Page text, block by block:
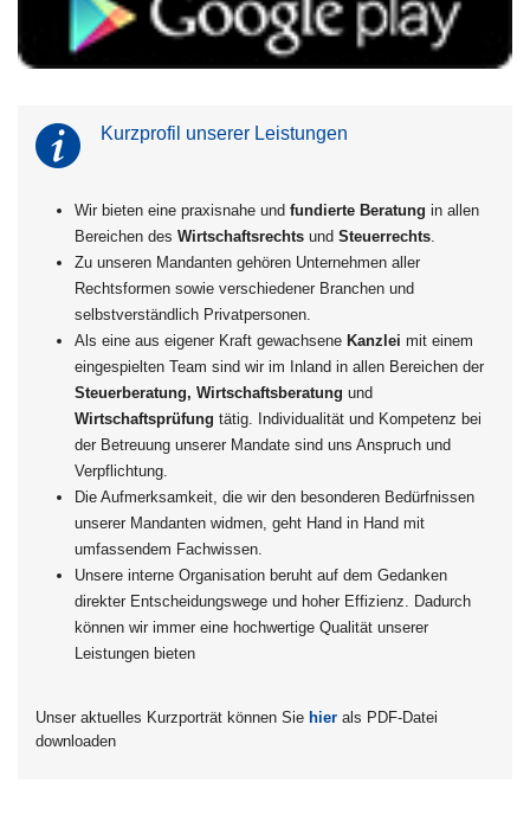
Kurzprofil unserer Leistungen
Wir bieten eine praxisnahe und fundierte Beratung in allen
Bereichen des Wirtschaftsrechtsund Steuerrechts.
Zu unseren Mandanten gehören Unternehmen aller
Rechtsformen sowie verschiedener Branchen und
selbstverständlich Privatpersonen.
Als eine aus eigener Kraft gewachsene Kanzlei mit einem
eingespielten Team sind wir im Inland in allen Bereichen der
Steuerberatung, Wirtschaftsberatung und
Wirtschaftsprüfung tätig. Individualität und Kompetenz bei
der Betreuung unserer Mandate sind uns Anspruch und
Verpflichtung.
Die Aufmerksamkeit, die wir den besonderen Bedürfnissen
unserer Mandanten widmen, geht Hand in Hand mit
umfassendem Fachwissen.
Unsere interne Organisation beruht auf dem Gedanken
direkter Entscheidungswege und hoher Effizienz. Dadurch
können wir immer eine hochwertige Qualität unserer
Leistungen bieten
Unser aktuelles Kurzporträt können Sie hier als PDF-Datei
downloaden